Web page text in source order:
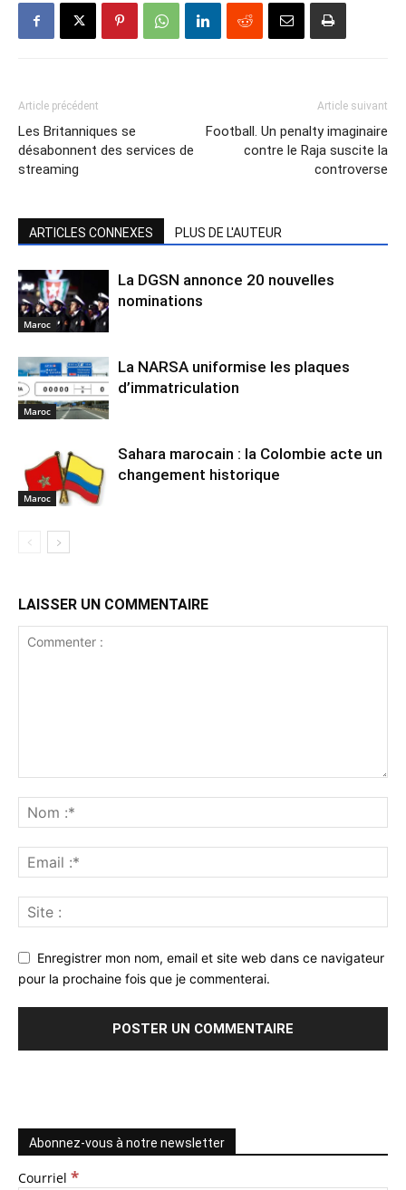
Article précédent
Les Britanniques se
désabonnent des services de
streaming
Article suivant
Football. Un penalty imaginaire
contre le Raja suscite la
controverse
ARTICLES CONNEXES PLUS DE L'AUTEUR
Maroc
La DGSN annonce 20 nouvelles
nominations
Maroc
La NARSA uniformise les plaques
d’immatriculation
Maroc
Sahara marocain : la Colombie acte un
changement historique
LAISSER UN COMMENTAIRE
Enregistrer mon nom, email et site web dans ce navigateur
pour la prochaine fois que je commenterai.
Abonnez-vous à notre newsletter
Courriel *